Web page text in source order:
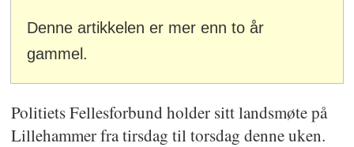
Denne artikkelen er mer enn to år
gammel.
Politiets Fellesforbund holder sitt landsmøte på
Lillehammer fra tirsdag til torsdag denne uken.